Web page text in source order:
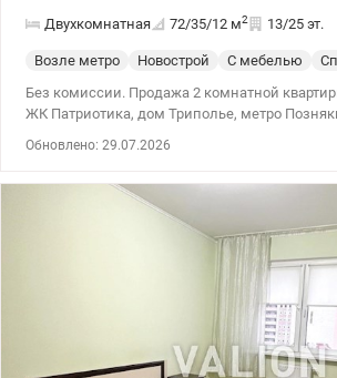
Двухкомнатная 72/35/12 м2 13/25 эт.
Возле метро Новострой С мебелью
Без комиссии. Продажа 2 комнатной
ЖК Патриотика, дом Триполье, метро
просторная кухня, два санузла (ванная, душ),
Качественный ремонт. Квартира
техникой, готова к комфортному
энергонезависим при отсутствии
энергоснабжения - работает лифт, есть
Удачное сочетание природы и развитой
отдыха, озера, пляжи, луга, школы, детские
салоны красоты, кафе, рестораны, ТРЦ,
площадки. Цена 124500 y.е. Виктория 0638143314
Обновлено: 29.07.2026